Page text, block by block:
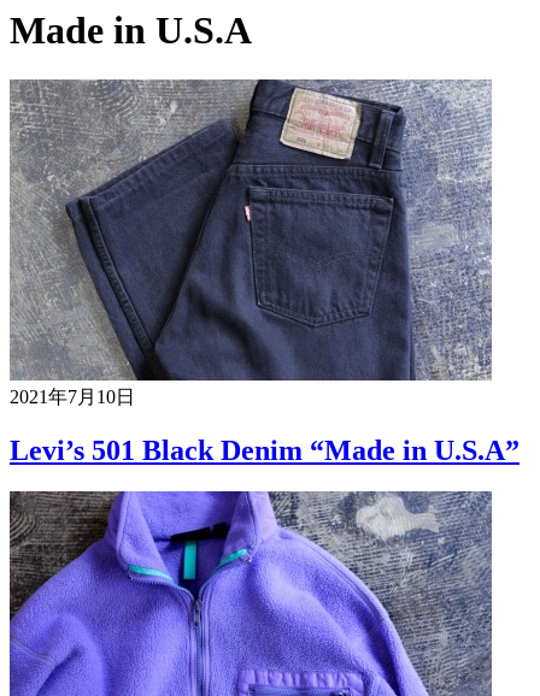
Made in U.S.A
2021年7月10日
Levi’s 501 Black Denim “Made in U.S.A”